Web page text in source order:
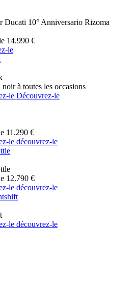
Ducati 10° Anniversario Rizoma
14.990 €
le
noir à toutes les occasions
le Découvrez-le
11.290 €
le découvrez-le
12.790 €
le découvrez-le
le découvrez-le